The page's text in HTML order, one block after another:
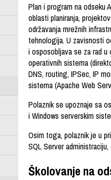
Plan i program na odseku
oblasti planiranja,
održavanja mrežnih
tehnologija. U zavisnosti
i osposobljava se za rad
operativnih sistema
DNS, routing, IPSec, IP
sistema (Apache Web
Polaznik se upoznaje sa
i Windows serverskim
Osim toga, polaznik je u
SQL Server
Školovanje na